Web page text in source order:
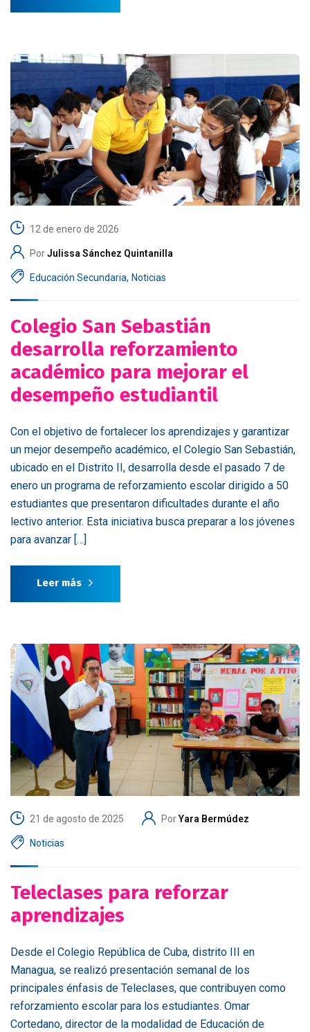
12 de enero de 2026
PorJulissa Sánchez Quintanilla
Educación Secundaria, Noticias
Colegio San Sebastián
desarrolla reforzamiento
académico para mejorar el
desempeño estudiantil
Con el objetivo de fortalecer los aprendizajes y garantizar
un mejor desempeño académico, el Colegio San Sebastián,
ubicado en el Distrito II, desarrolla desde el pasado 7 de
enero un programa de reforzamiento escolar dirigido a 50
estudiantes que presentaron dificultades durante el año
lectivo anterior. Esta iniciativa busca preparar a los jóvenes
para avanzar […]
Leer más
21 de agosto de 2025 PorYara Bermúdez
Noticias
Teleclases para reforzar
aprendizajes
Desde el Colegio República de Cuba, distrito III en
Managua, se realizó presentación semanal de los
principales énfasis de Teleclases, que contribuyen como
reforzamiento escolar para los estudiantes. Omar
Cortedano, director de la modalidad de Educación de